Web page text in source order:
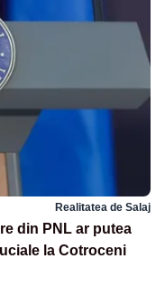
Realitatea de Salaj
din PNL ar putea
la Cotroceni